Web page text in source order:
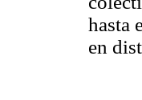
hasta
en